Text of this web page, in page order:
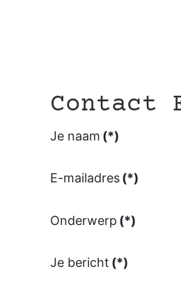
Contact
Je naam (*)
E-mailadres(*)
Onderwerp (*)
Je bericht (*)